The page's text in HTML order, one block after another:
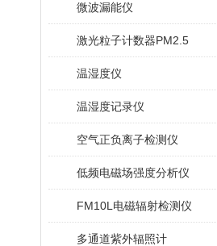
微波漏能仪
激光粒子计数器PM2.5
温湿度仪
温湿度记录仪
空气正负离子检测仪
低频电磁场强度分析仪
FM10L电磁辐射检测仪
多通道紫外辐照计